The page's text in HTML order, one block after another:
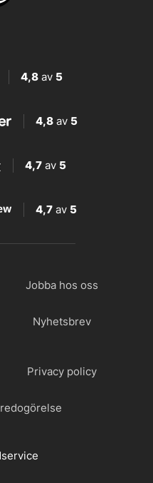
4,8av 5
4,8 av 5
4,7 av 5
4,7 av 5
Jobba hos oss
Nyhetsbrev
Privacy policy